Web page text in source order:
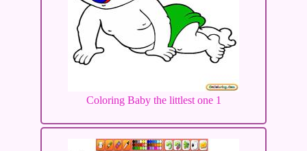
Coloring Baby the littlest one 1